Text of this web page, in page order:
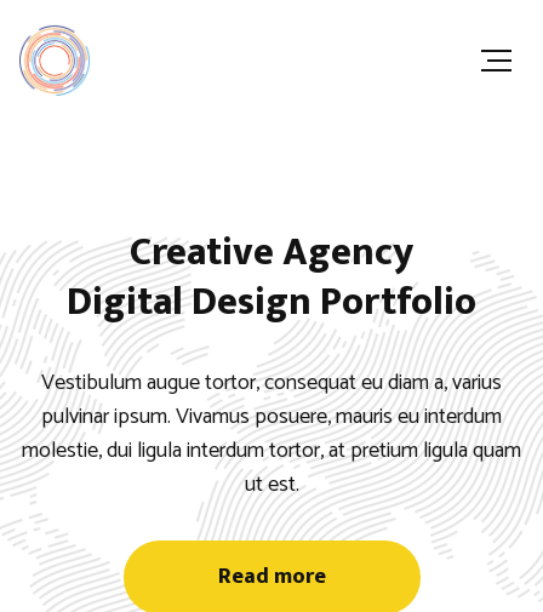
Creative Agency
Digital Design Portfolio
Vestibulum augue tortor, consequat eu diam a, varius
pulvinar ipsum. Vivamus posuere, mauris eu interdum
molestie, dui ligula interdum tortor, at pretium ligula quam
ut est.
Read more